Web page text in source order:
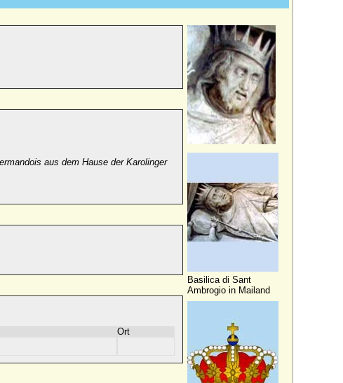
aus dem Hause der Karolinger
Ort
Basilica di Sant
Ambrogio in Mailand